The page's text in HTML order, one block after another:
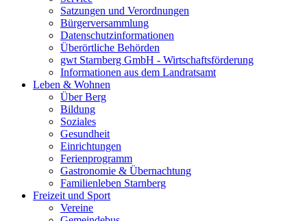
Satzungen und Verordnungen
Bürgerversammlung
Datenschutzinformationen
Überörtliche Behörden
gwt Starnberg GmbH - Wirtschaftsförderung
Informationen aus dem Landratsamt
Leben & Wohnen
Über Berg
Bildung
Soziales
Gesundheit
Einrichtungen
Ferienprogramm
Gastronomie & Übernachtung
Familienleben Starnberg
Freizeit und Sport
Vereine